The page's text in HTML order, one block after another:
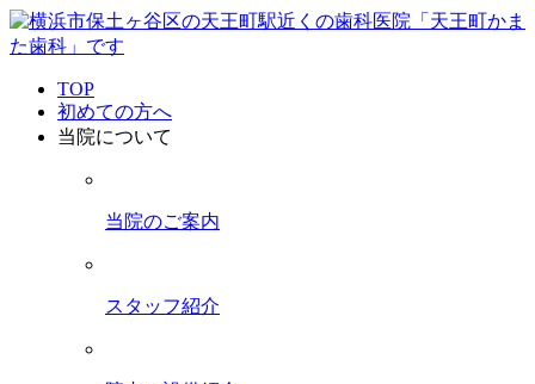
TOP
初めての方へ
当院について
当院のご案内
スタッフ紹介